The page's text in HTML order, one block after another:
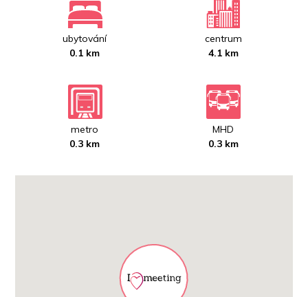
ubytování
0.1 km
centrum
4.1 km
metro
0.3 km
MHD
0.3 km